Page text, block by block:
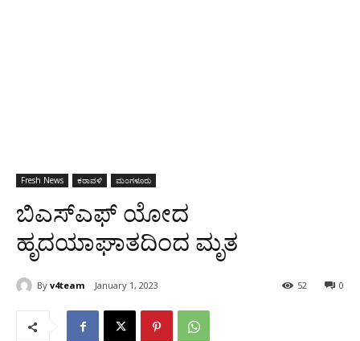
Fresh News ಕರಾವಳಿ ಮಂಗಳೂರು
ಬಿಎಸ್‍ಎಫ್ ಯೋದ
ಹೃದಯಾಘಾತದಿಂದ ಮೃತ
By v4team January 1, 2023 0
52